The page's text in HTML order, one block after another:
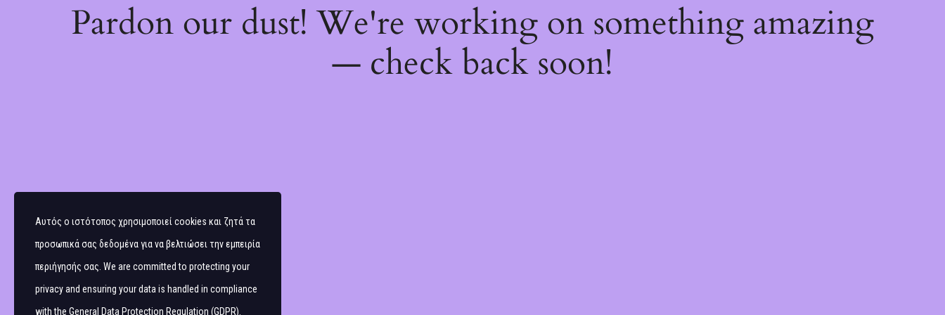
Pardon our dust! We're working on something amazing
— check back soon!
Αυτός ο ιστότοπος χρησιμοποιεί cookies και ζητά τα
προσωπικά σας δεδομένα για να βελτιώσει την εμπειρία
περιήγησής σας. We are committed to protecting your
privacy and ensuring your data is handled in compliance
with the General Data Protection Regulation (GDPR)